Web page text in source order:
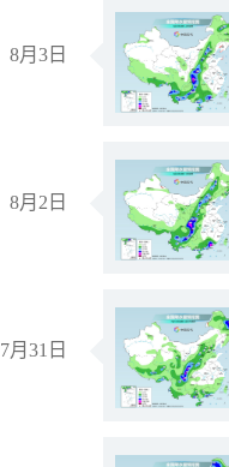
8月3日
8月2日
7月31日